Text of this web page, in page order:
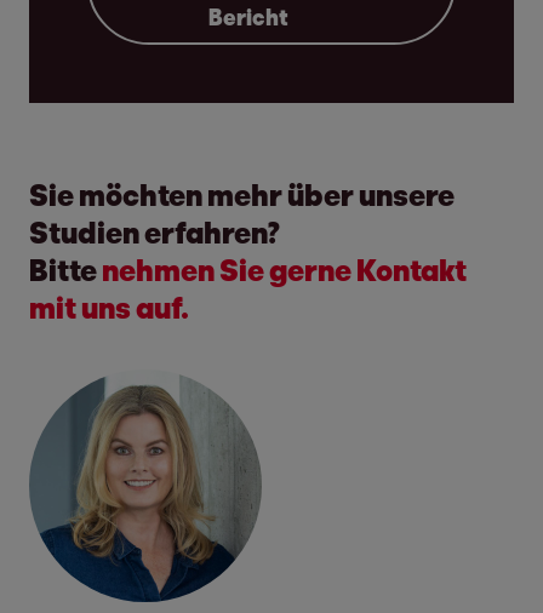
Bericht
Sie möchten mehr über unsere
Studien erfahren?
Bittenehmen Sie gerne Kontakt
mit uns auf.